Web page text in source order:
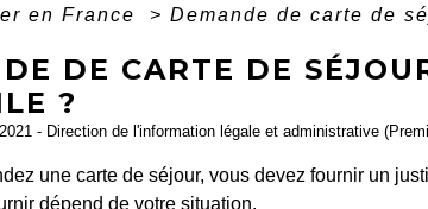
en France
> Demande de carte de
DE CARTE DE
?
- Direction de l'information légale et administrative
une carte de séjour, vous devez fournir un
dépend de votre situation.